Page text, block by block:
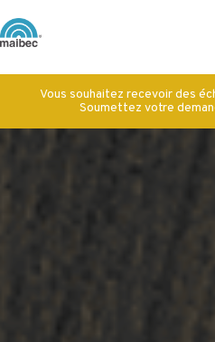
Vous souhaitez recevoir des
Soumettez votre